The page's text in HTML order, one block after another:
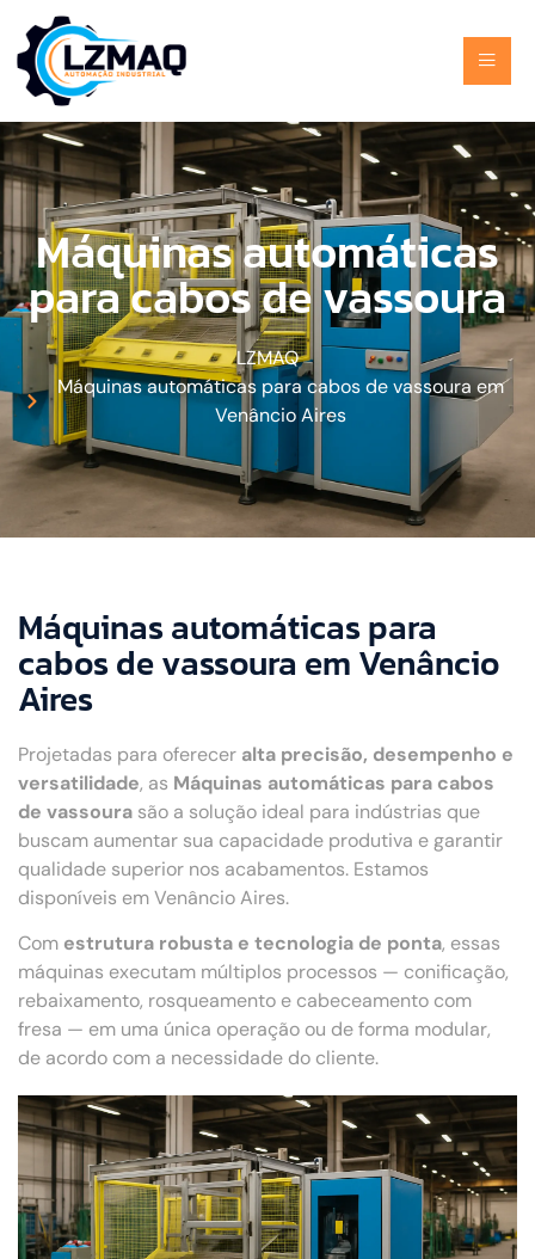
Máquinas automáticas
para cabos de vassoura
LZMAQ
Máquinas automáticas para cabos de vassoura em
Venâncio Aires
Máquinas automáticas para
cabos de vassoura em Venâncio
Aires
Projetadas para oferecer alta precisão, desempenho e
versatilidade, as Máquinas automáticas para cabos
de vassoura são a solução ideal para indústrias que
buscam aumentar sua capacidade produtiva e garantir
qualidade superior nos acabamentos. Estamos
disponíveis em Venâncio Aires.
Com estrutura robusta e tecnologia de ponta, essas
máquinas executam múltiplos processos — conificação,
rebaixamento, rosqueamento e cabeceamento com
fresa — em uma única operação ou de forma modular,
de acordo com a necessidade do cliente.